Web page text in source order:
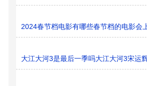
2024春节档电影有哪些春节档的电影会
大江大河3是最后一季吗大江大河3宋运